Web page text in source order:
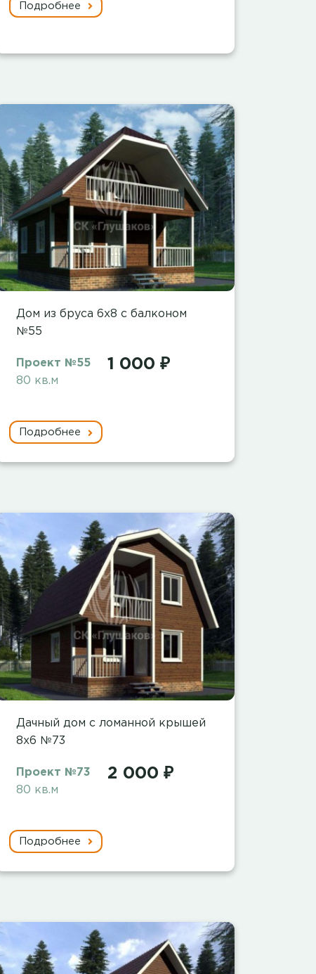
Подробнее
Дом из бруса 6х8 с балконом
№55
Проект №55
80 кв.м
1 000 ₽
Подробнее
Дачный дом с ломанной крышей
8х6 №73
Проект №73
80 кв.м
2 000 ₽
Подробнее